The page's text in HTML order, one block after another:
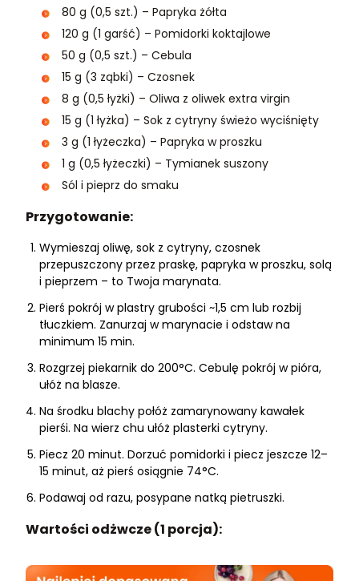
80 g (0,5 szt.) – Papryka żółta
120 g (1 garść) – Pomidorki koktajlowe
50 g (0,5 szt.) – Cebula
15 g (3 ząbki) – Czosnek
8 g (0,5 łyżki) – Oliwa z oliwek extra virgin
15 g (1 łyżka) – Sok z cytryny świeżo wyciśnięty
3 g (1 łyżeczka) – Papryka w proszku
1 g (0,5 łyżeczki) – Tymianek suszony
Sól i pieprz do smaku
Przygotowanie:
Wymieszaj oliwę, sok z cytryny, czosnek
przepuszczony przez praskę, papryka w proszku, solą
i pieprzem – to Twoja marynata.
Pierś pokrój w plastry grubości ~1,5 cm lub rozbij
tłuczkiem. Zanurzaj w marynacie i odstaw na
minimum 15 min.
Rozgrzej piekarnik do 200°C. Cebulę pokrój w pióra,
ułóż na blasze.
Na środku blachy połóż zamarynowany kawałek
pierśi. Na wierz chu ułóż plasterki cytryny.
Piecz 20 minut. Dorzuć pomidorki i piecz jeszcze 12–
15 minut, aż pierś osiągnie 74°C.
Podawaj od razu, posypane natką pietruszki.
Wartości odżwcze (1 porcja):